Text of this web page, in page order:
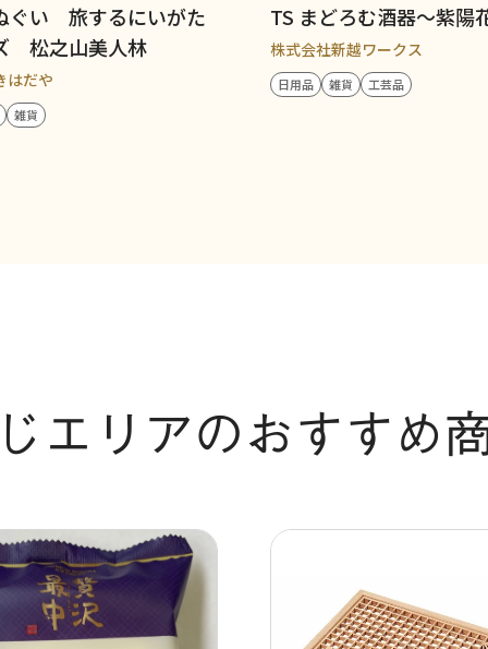
ぐい 旅するにいがた
松之山美人林
はだや
雑貨
TS まどろむ酒器～紫陽
株式会社新越ワークス
日用品 雑貨 工芸品
エリアのおすすめ